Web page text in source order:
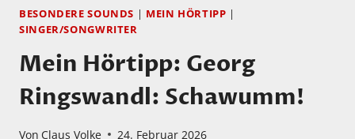
BESONDERE SOUNDS | MEIN HÖRTIPP |
SINGER/SONGWRITER
Mein Hörtipp: Georg
Ringswandl: Schawumm!
Von Claus Volke 24. Februar 2026